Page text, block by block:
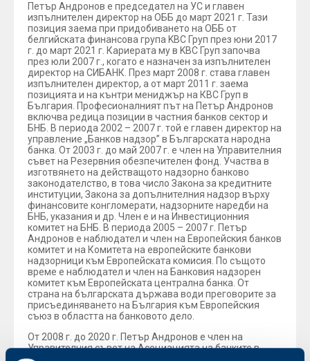
Петър Андронов е председател на УС и главен
изпълнителен директор на ОББ до март 2021 г. Тази
позиция заема при придобиването на ОББ от
белгийската финансова група KBC Груп през юни 2017
г. до март 2021 г. Кариерата му в KBC Груп започва
през юли 2007 г., когато е назначен за изпълнителен
директор на СИБАНК. През март 2008 г. става главен
изпълнителен директор, а от март 2011 г. заема
позицията и на кънтри мениджър на КВС Груп в
България. Професионалният път на Петър Андронов
включва редица позиции в частния банков сектор и
БНБ. В периода 2002 – 2007 г. той е главен директор на
управление „Банков надзор” в Българската народна
банка. От 2003 г. до май 2007 г. е член на Управителния
съвет на Резервния обезпечителен фонд. Участва в
изготвянето на действащото надзорно банково
законодателство, в това число Закона за кредитните
институции, Закона за допълнителния надзор върху
финансовите конгломерати, надзорните наредби на
БНБ, указания и др. Член е и на Инвестиционния
комитет на БНБ. В периода 2005 – 2007 г. Петър
Андронов е наблюдател и член на Европейския банков
комитет и на Комитета на европейските банкови
надзорници към Европейската комисия. По същото
време е наблюдател и член на Банковия надзорен
комитет към Европейската централна банка. От
страна на българската държава води преговорите за
присъединяването на България към Европейския
съюз в областта на банковото дело.
От 2008 г. до 2020 г. Петър Андронов е член на
Управителния съвет на Асоциацията на банките в